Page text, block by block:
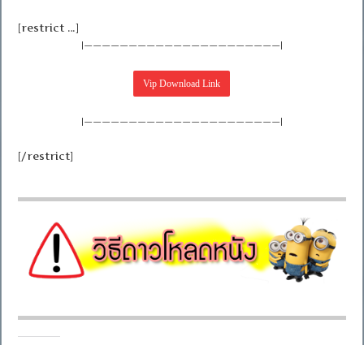
[restrict …]
|——————————————————————|
|——————————————————————|
[/restrict]